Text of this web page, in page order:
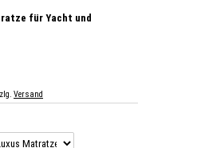
für Yacht und
Versand